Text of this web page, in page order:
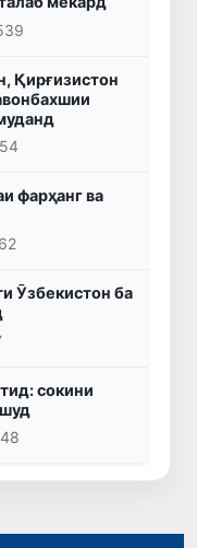
Қирғизистон
фарҳанг ва
Ӯзбекистон ба
сокини